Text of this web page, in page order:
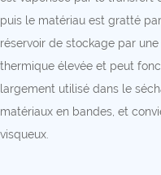
puis le matériau est gratté
réservoir de stockage par
thermique élevée et peut
largement utilisé dans le
matériaux en bandes, et
visqueux.